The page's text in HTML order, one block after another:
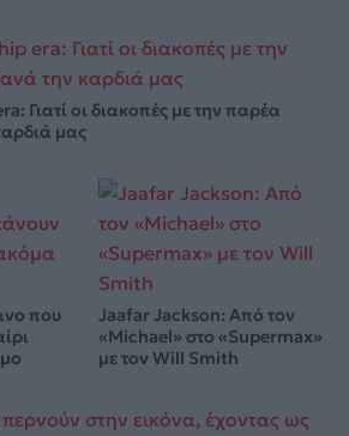
Γιατί οι διακοπές με την παρέα
μας
που
Jaafar Jackson: Από τον
«Michael» στο «Supermax»
με τον Will Smith